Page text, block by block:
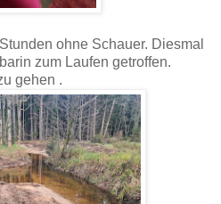
ohne Schauer. Diesmal
zum Laufen getroffen.
gehen .